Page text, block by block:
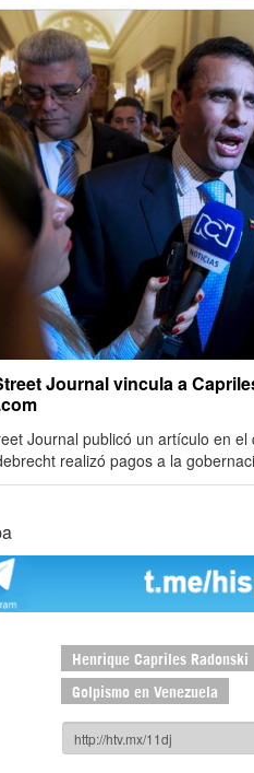
Journal vincula a
Journal publicó un artículo en
realizó pagos a la
Henrique Capriles Radonski
Golpismo en Venezuela